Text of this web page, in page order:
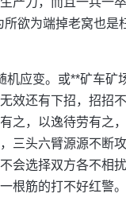
欲为端掉老窝也是
机应变。或**矿车矿
效还有下招，招招
之，以逸待劳有之
三头六臂源源不断
会选择双方各不相
根筋的打不好红警。